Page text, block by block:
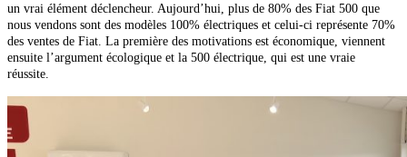
un vrai élément déclencheur. Aujourd’hui, plus de 80% des Fiat 500 que
nous vendons sont des modèles 100% électriques et celui-ci représente 70%
des ventes de Fiat. La première des motivations est économique, viennent
ensuite l’argument écologique et la 500 électrique, qui est une vraie
réussite.